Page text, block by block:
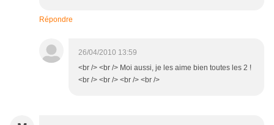
Répondre
26/04/2010 13:59
<br /> <br /> Moi aussi, je les aime bien toutes les 2 !
<br /> <br /> <br /> <br />